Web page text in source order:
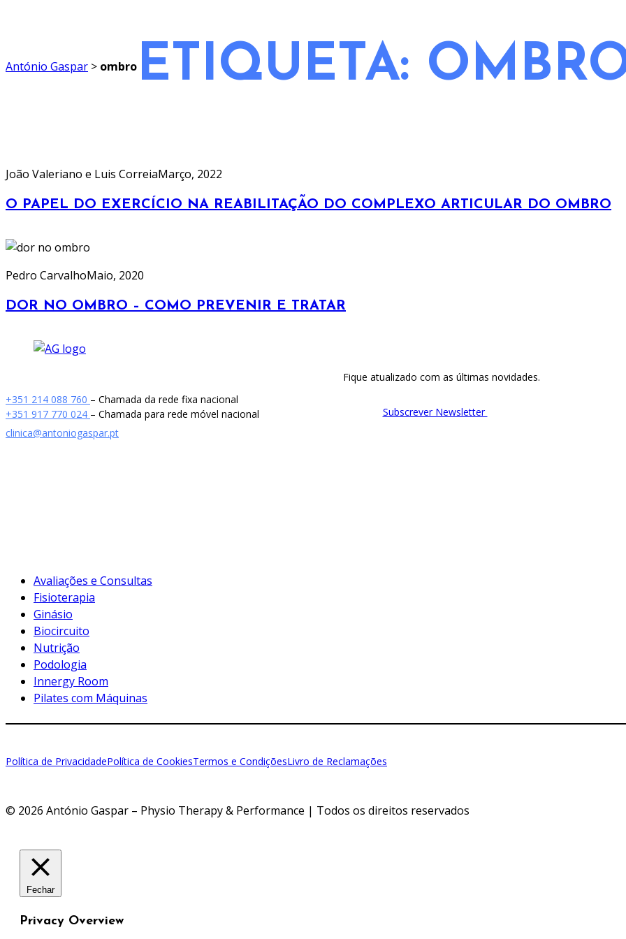
António Gaspar > ombro ETIQUETA:
João Valeriano e Luis CorreiaMarço, 2022
O PAPEL DO EXERCÍCIO NA REABILITAÇÃO DO COMPLEXO ARTICULAR DO OMBRO
Pedro CarvalhoMaio, 2020
DOR NO OMBRO – COMO PREVENIR E TRATAR
+351 214 088 760 – Chamada da rede fixa nacional
+351 917 770 024 – Chamada para rede móvel nacional
clinica@antoniogaspar.pt
Fique atualizado com as últimas novidades.
Subscrever Newsletter
Avaliações e Consultas
Fisioterapia
Ginásio
Biocircuito
Nutrição
Podologia
Innergy Room
Pilates com Máquinas
Política de PrivacidadePolítica de CookiesTermos e CondiçõesLivro de Reclamações
© 2026 António Gaspar – Physio Therapy & Performance | Todos os direitos reservados
Fechar
Privacy Overview